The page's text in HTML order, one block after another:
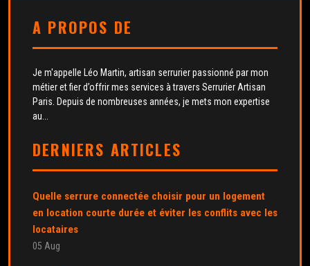
A PROPOS DE
Je m'appelle Léo Martin, artisan serrurier passionné par mon
métier et fier d’offrir mes services à travers Serrurier Artisan
Paris. Depuis de nombreuses années, je mets mon expertise
au...
DERNIERS ARTICLES
Quelle serrure connectée choisir pour un logement
en location courte durée et éviter les conflits avec les
locataires
05 Aug